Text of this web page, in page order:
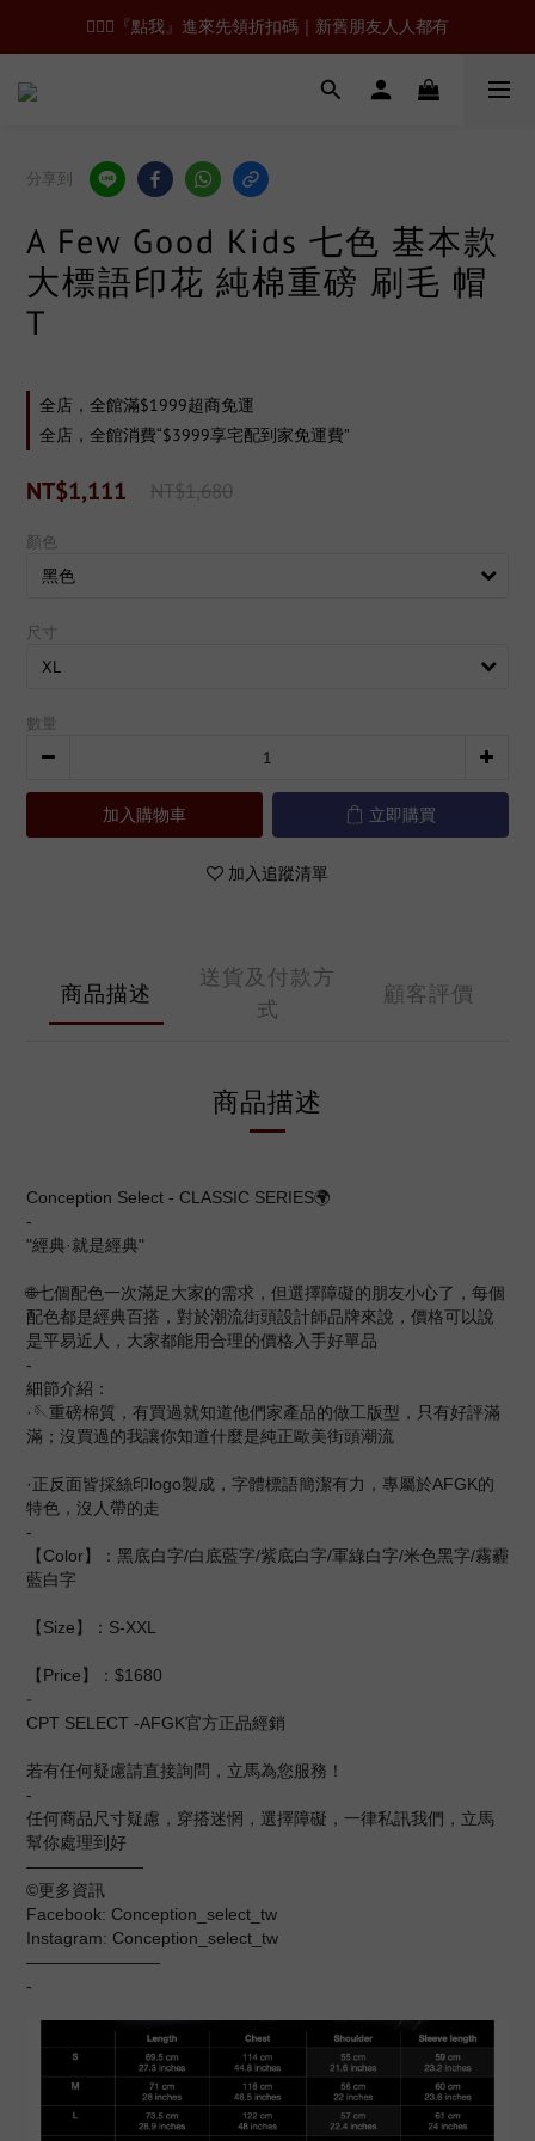
🙋🏻‍♂️『點我』進來先領折扣碼｜新舊朋友人人都有
分享到
A Few Good Kids 七色 基本款
大標語印花 純棉重磅 刷毛 帽
T
全店，全館滿$1999超商免運
全店，全館消費“$3999享宅配到家免運費”
NT$1,111 NT$1,680
顏色
尺寸
數量
加入購物車 立即購買
加入追蹤清單
商品描述
送貨及付款方
式
顧客評價
商品描述
Conception Select - CLASSIC SERIES🌍
-
"經典·就是經典"
🌐七個配色一次滿足大家的需求，但選擇障礙的朋友小心了，每個
配色都是經典百搭，對於潮流街頭設計師品牌來說，價格可以說
是平易近人，大家都能用合理的價格入手好單品
-
細節介紹：
·🪡重磅棉質，有買過就知道他們家產品的做工版型，只有好評滿
滿；沒買過的我讓你知道什麼是純正歐美街頭潮流
·正反面皆採絲印logo製成，字體標語簡潔有力，專屬於AFGK的
特色，沒人帶的走
-
【Color】：黑底白字/白底藍字/紫底白字/軍綠白字/米色黑字/霧霾
藍白字
【Size】：S-XXL
【Price】：$1680
-
CPT SELECT -AFGK官方正品經銷
若有任何疑慮請直接詢問，立馬為您服務！
-
任何商品尺寸疑慮，穿搭迷惘，選擇障礙，一律私訊我們，立馬
幫你處理到好
———————
©️更多資訊
Facebook: Conception_select_tw
Instagram: Conception_select_tw
————————
-